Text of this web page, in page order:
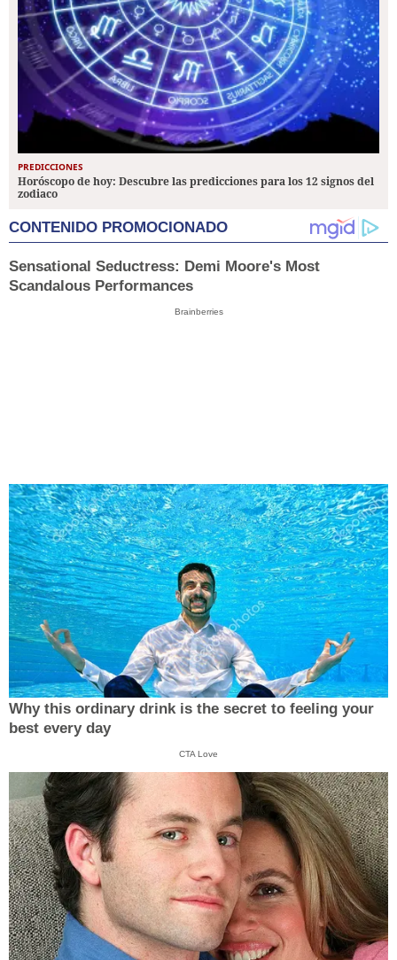
PREDICCIONES
Horóscopo de hoy: Descubre las predicciones para los 12 signos del
zodiaco
CONTENIDO PROMOCIONADO
Sensational Seductress: Demi Moore's Most
Scandalous Performances
Brainberries
Why this ordinary drink is the secret to feeling your
best every day
CTA Love